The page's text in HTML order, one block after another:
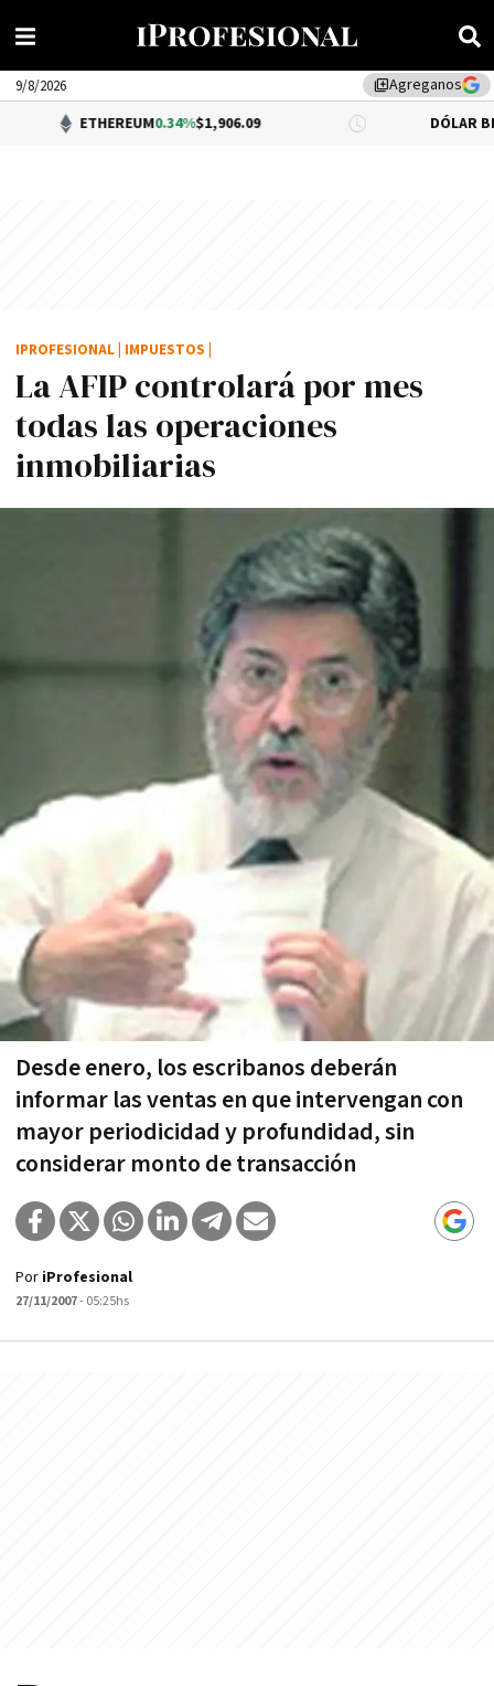
library_addAgreganos
9/8/2026
0.34%$1,906.09 DÓLAR BNA $1,520.00
La AFIP controlará por mes
todas las operaciones
inmobiliarias
Desde enero, los escribanos deberán
informar las ventas en que intervengan con
mayor periodicidad y profundidad, sin
considerar monto de transacción
IPROFESIONAL IMPUESTOS
Por iProfesional
27/11/2007- 05:25hs